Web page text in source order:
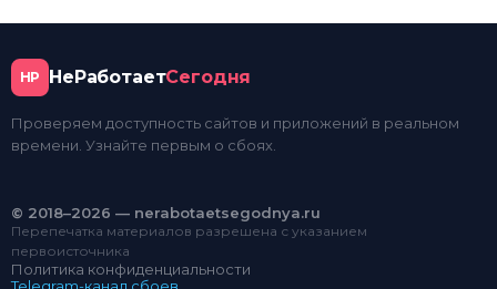
НР НеРаботаетСегодня
Проверяем доступность сайтов и приложений в реальном
времени. Узнайте первым о сбоях.
© 2018–2026 — nerabotaetsegodnya.ru
Перепечатка материалов разрешена с указанием
первоисточника
Политика конфиденциальности